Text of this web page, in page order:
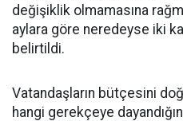
değişiklik olmamasına
aylara göre neredeyse iki
belirtildi.
Vatandaşların bütçesini
hangi gerekçeye